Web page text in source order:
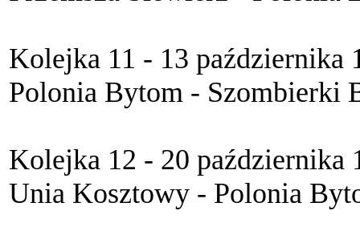
Kolejka 11 - 13 października
Polonia Bytom - Szombierki
Kolejka 12 - 20 października
Unia Kosztowy - Polonia